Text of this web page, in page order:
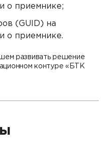
о приемнике;
(GUID) на
о приемнике.
развивать решение
контуре «БТК